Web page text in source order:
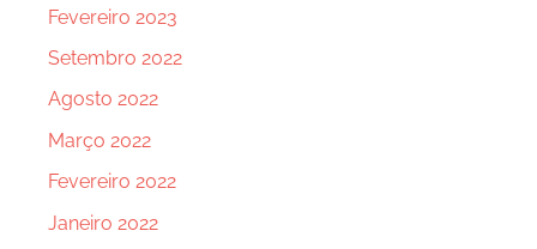
Fevereiro 2023
Setembro 2022
Agosto 2022
Março 2022
Fevereiro 2022
Janeiro 2022